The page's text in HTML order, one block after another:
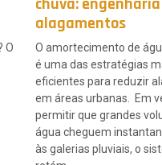
O
alagamentos
O amortecimento de
é uma das estratégias
eficientes para reduzir
em áreas urbanas. Em
permitir que grandes
água cheguem
às galerias pluviais, o